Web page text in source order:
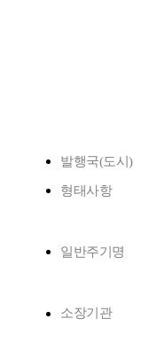
발행국(도시)
형태사항
일반주기명
소장기관